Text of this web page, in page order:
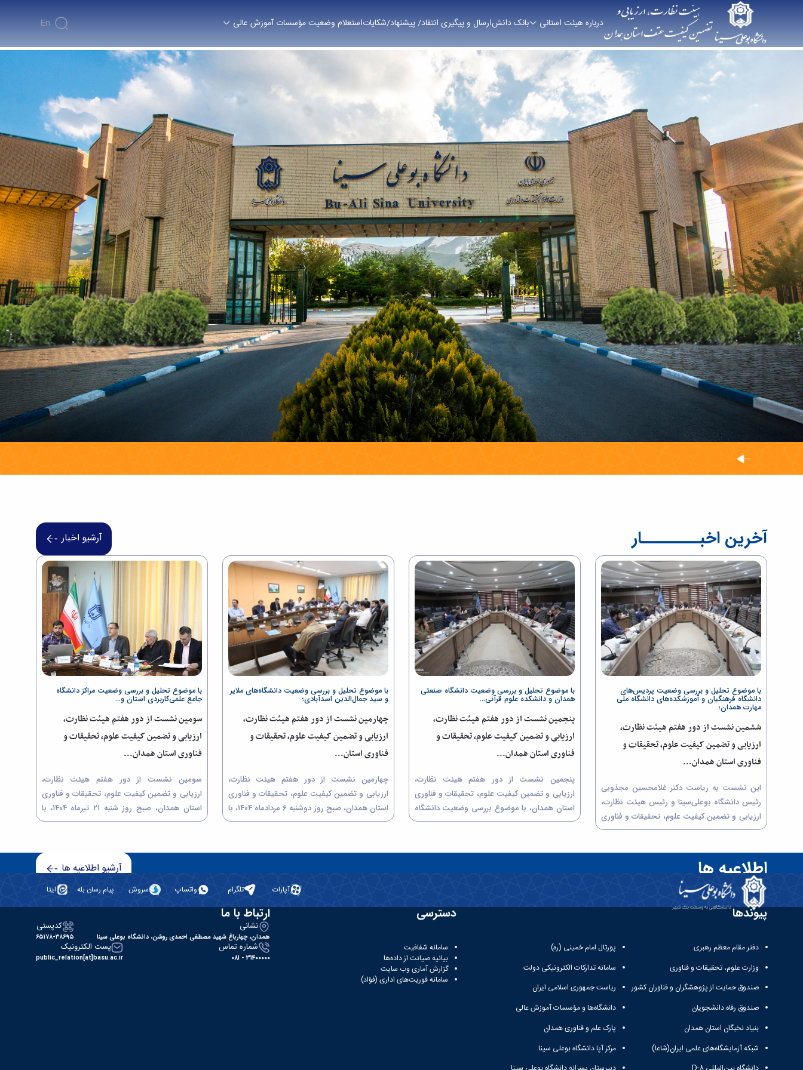
درباره هیئت استانی بانک دانشارسال و پیگیری انتقاد/ پیشنهاد/شکایاتاستعلام وضعیت مؤسسات آموزش عالی En
صفحه اصلی - هیات نظارت استانی
آخرین اخبــــــــار آرشیو اخبار
با موضوع تحلیل و بررسی وضعیت پردیس‌های
دانشگاه فرهنگیان و آموزشکده‌های دانشگاه ملی
مهارت همدان؛
ششمین نشست از دور هفتم هیئت نظارت،
ارزیابی و تضمین کیفیت علوم، تحقیقات و
فناوری استان همدان...
این نشست به ریاست دکتر غلامحسین مجذوبی
رئیس دانشگاه بوعلی‌سینا و رئیس هیئت نظارت،
ارزیابی و تضمین کیفیت علوم، تحقیقات و فناوری
استان همدان و با حضور اعضای حقوقی و حقیقی،
بررسی وضعیت پردیس‌های دانشگاه فرهنگیان و
آموزشکده‌های دانشگاه ملی مهارت...
با موضوع تحلیل و بررسی وضعیت دانشگاه صنعتی
همدان و دانشکده علوم قرآنی...
پنجمین نشست از دور هفتم هیئت نظارت،
ارزیابی و تضمین کیفیت علوم، تحقیقات و
فناوری استان همدان...
پنجمین نشست از دور هفتم هیئت نظارت،
ارزیابی و تضمین کیفیت علوم، تحقیقات و فناوری
استان همدان، با موضوع بررسی وضعیت دانشگاه
صنعتی همدان و دانشکده علوم قرآنی ملایر، در
در این جلسه دکتر غلامحسین مجذوبی رئیس
با موضوع تحلیل و بررسی وضعیت دانشگاه‌های ملایر
و سید جمال‌الدین اسدآبادی؛
چهارمین نشست از دور هفتم هیئت نظارت،
ارزیابی و تضمین کیفیت علوم، تحقیقات و
فناوری استان...
چهارمین نشست از دور هفتم هیئت نظارت،
ارزیابی و تضمین کیفیت علوم، تحقیقات و فناوری
استان همدان، صبح روز دوشنبه ۶ مردادماه ۱۴۰۴، با
موضوع بررسی وضعیت دانشگاه‌های ملایر و سید
دانشگاه بوعلی‌سینا برگزار گردید. در این جلسه دکتر
با موضوع تحلیل و بررسی وضعیت مراکز دانشگاه
جامع علمی‌کاربردی استان و...
سومین نشست از دور هفتم هیئت نظارت،
ارزیابی و تضمین کیفیت علوم، تحقیقات و
فناوری استان همدان...
سومین نشست از دور هفتم هیئت نظارت،
ارزیابی و تضمین کیفیت علوم، تحقیقات و فناوری
استان همدان، صبح روز شنبه ۲۱ تیرماه ۱۴۰۴، با
موضوع بررسی وضعیت مراکز دانشگاه جامع
و انگور، در سالن جلسات شهید ایزدی دانشگاه
بوعلی‌سینا برگزار گردید. در این جلسه...
اطلاعیه ها آرشیو اطلاعیه ها
آپارات تلگرام واتساپ سروش پیام رسان بله ایتا
پیوندها
دفتر مقام معظم رهبری
وزارت علوم، تحقیقات و فناوری
صندوق حمایت از پژوهشگران و فناوران کشور
صندوق رفاه دانشجویان
بنیاد نخبگان استان همدان
شبکه آزمایشگاه‌های علمی ایران(شاعا)
پورتال امام خمینی (ره)
سامانه تدارکات الکترونیکی دولت
ریاست جمهوری اسلامی ایران
دانشگاه‌ها و مؤسسات آموزش عالی
پارک علم و فناوری همدان
مرکز آپا دانشگاه بوعلی سینا
دسترسی
سامانه شفافیت
بیانیه صیانت از داده‌ها
گزارش آماری وب‌ سایت
سامانه فوریت‌های اداری (فؤاد)
ارتباط با ما
نشانی
همدان، چهارباغ شهید مصطفی احمدی روشن، دانشگاه بوعلی سینا
کدپستی
۶۵۱۷۸-۳۸۶۹۵
شماره تماس
31400000 - 081
پست الکترونیک
public_relation[at]basu.ac.ir